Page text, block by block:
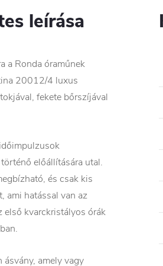
leírása
a Ronda óraműnek
20012/4 luxus
fekete bőrszíjával
előállítására utal.
és csak kis
ami hatással van az
első kvarckristályos órák
amely vagy